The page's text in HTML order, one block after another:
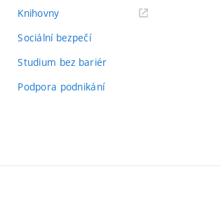
Knihovny(externí
Sociální bezpečí
Studium bez bariér
Podpora podnikání